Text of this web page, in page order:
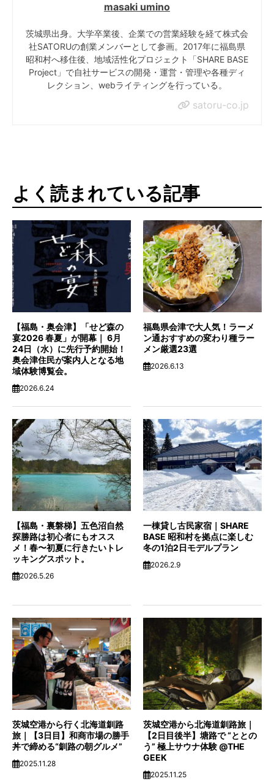
masaki umino
茨城県出身。大学卒業後、企業での営業経験を経て株式会
社SATORUの創業メンバーとして参画。2017年に福島県
昭和村へ移住後、地域活性化プロジェクト「SHARE BASE
Project」で自社サービスの開発・運営・管理や各種ディ
レクション、webライティングを行っている。
satoru-co.jp
よく読まれている記事
【福島・奥会津】「せど森の
宴2026 春夏」が開幕｜ 6月
24日（水）に先行予約開始！
奥会津住民が案内人となる地
域体験博覧会。
2026.6.24
福島県会津で大人気！ラーメ
ン通おすすめの変わり種ラー
メン厳選23選
2026.6.13
【福島・裏磐梯】五色沼自然
探勝路は初心者にもオスス
メ！春〜初夏に行きたいトレ
ッキングスポット。
2026.5.26
一棟貸し古民家宿｜SHARE
BASE 昭和村を拠点に楽しむ
冬の1泊2日モデルプラン
2026.2.9
茨城空港から行く北海道釧路
旅｜【3日目】和商市場の勝手
丼で締める“釧路の朝グルメ”
2025.11.28
茨城空港から北海道釧路旅｜
【2日目後半】塘路で “ととの
う” 極上サウナ体験 @THE
GEEK
2025.11.25